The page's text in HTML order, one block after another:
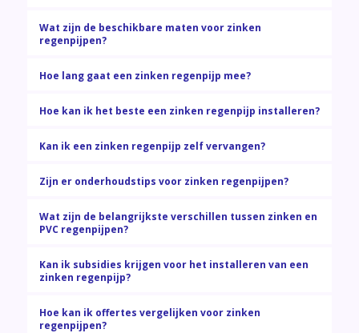
Wat zijn de beschikbare maten voor zinken
regenpijpen?
Hoe lang gaat een zinken regenpijp mee?
Hoe kan ik het beste een zinken regenpijp installeren?
Kan ik een zinken regenpijp zelf vervangen?
Zijn er onderhoudstips voor zinken regenpijpen?
Wat zijn de belangrijkste verschillen tussen zinken en
PVC regenpijpen?
Kan ik subsidies krijgen voor het installeren van een
zinken regenpijp?
Hoe kan ik offertes vergelijken voor zinken
regenpijpen?